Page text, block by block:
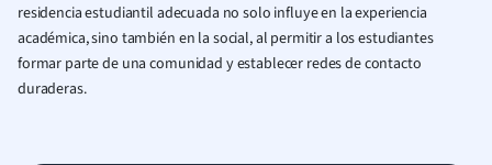
residencia estudiantil adecuada no solo influye en la experiencia
académica, sino también en la social, al permitir a los estudiantes
formar parte de una comunidad y establecer redes de contacto
duraderas.